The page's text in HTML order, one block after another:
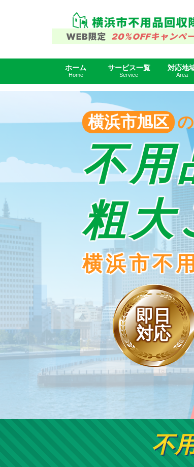
ホーム
Home
サービス一覧
Service
対応地
Area
HOME 横浜市不用品回収隊の対応地域
横浜市旭区 の
不用
粗大
横浜市不
即日
対応
不